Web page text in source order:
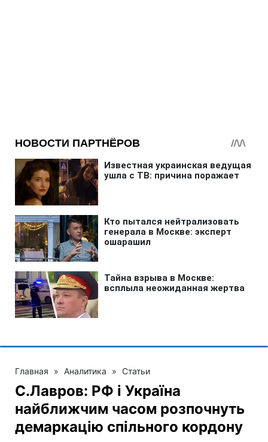
Главная » Аналитика » Статьи
С.Лавров: РФ і Україна
найближчим часом розпочнуть
демаркацію спільного кордону